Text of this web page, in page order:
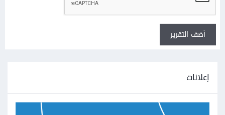
أضف التقرير
إعلانات